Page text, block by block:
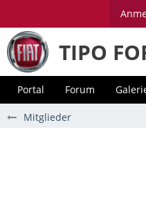
TIPO
Portal Forum
Mitglieder